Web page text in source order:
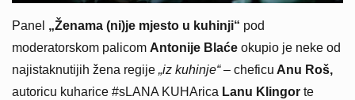
Panel „Ženama (ni)je mjesto u kuhinji“ pod
moderatorskom palicom Antonije Blaće okupio je neke od
najistaknutijih žena regije „iz kuhinje“– cheficu Anu Roš,
autoricu kuharice #sLANA KUHArica Lanu Klingor te